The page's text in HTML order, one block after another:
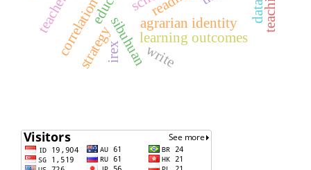
agrarian identity
sibuhuanlearning outcomes
strategy
irex write